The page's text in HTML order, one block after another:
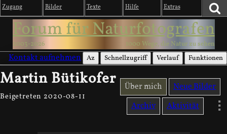
Zugang Bilder Texte Hilfe Extras
Forum für Naturfotografen
2003-2026 1000 Wege, die Natur zu sehen
Kontakt aufnehmen Az Schnellzugriff Verlauf Funktionen
Martin Bütikofer
Beigetreten 2020-08-11
Über mich
Neue Bilder
Archiv
Aktivität